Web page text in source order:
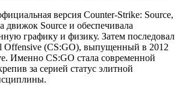
версия Counter-Strike: Source,
движок Source и обеспечивала
графику и физику. Затем последовал
Offensive (CS:GO), выпущенный в 2012
Именно CS:GO стала современной
за серией статус элитной